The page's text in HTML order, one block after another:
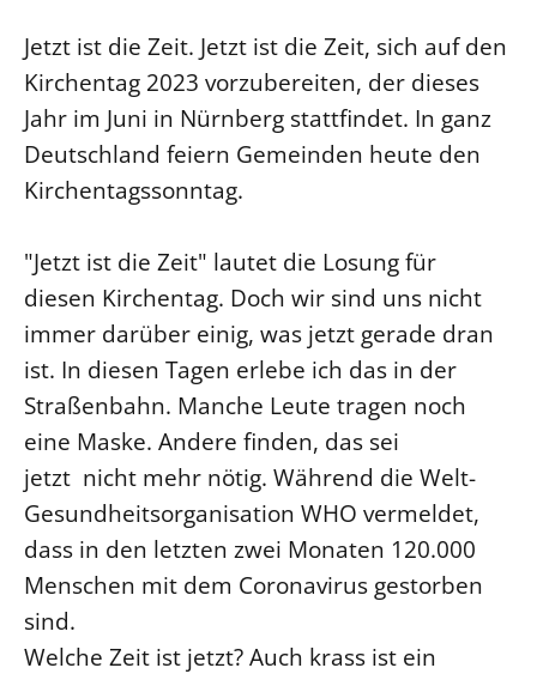
Jetzt ist die Zeit. Jetzt ist die Zeit, sich auf den
Kirchentag 2023 vorzubereiten, der dieses
Jahr im Juni in Nürnberg stattfindet. In ganz
Deutschland feiern Gemeinden heute den
Kirchentagssonntag.
"Jetzt ist die Zeit" lautet die Losung für
diesen Kirchentag. Doch wir sind uns nicht
immer darüber einig, was jetzt gerade dran
ist. In diesen Tagen erlebe ich das in der
Straßenbahn. Manche Leute tragen noch
eine Maske. Andere finden, das sei
jetzt nicht mehr nötig. Während die Welt-
Gesundheitsorganisation WHO vermeldet,
dass in den letzten zwei Monaten 120.000
Menschen mit dem Coronavirus gestorben
sind.
Welche Zeit ist jetzt? Auch krass ist ein
Kirche und Finanzen
Personalausschuss
LANDESKIRCHENAMT
Willkommen
Kollegium
Abteilungen des Landeskirchenamts
Rechnungsprüfungsamt
Fachstelle Sexualisierte Gewalt
Beschwerdestellen
Kirchenämter
Gleichstellung
Datenschutz
Geschäftsstelle Landessynode
LANDESSYNODE
27. Landessynode
Kontakt
Evangelische Kirche
Lutherische Kirche
Glaubensbekenntnis
Positionen
Ökumene
Gegen Gewalt
KLIMASCHUTZ
Nachhaltigkeit
Erneuerbare Energien
Mobilität
Gebäude
Impressum
Datenschutz
Kontakt
Barrierefreiheit
Presse
Freie Stellen
Service für Gemeinden
Suche